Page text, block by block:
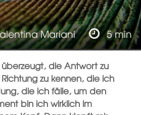
Mariani 5 min
die Antwort zu
zu kennen, die ich
die ich fälle, um den
bin ich wirklich im